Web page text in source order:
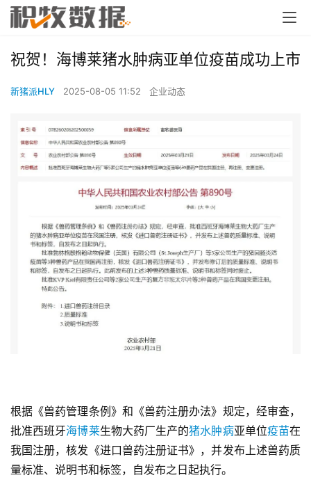
祝贺！海博莱猪水肿病亚单位疫苗成功上市
新猪派HLY 2025-08-05 11:52 企业动态
根据《兽药管理条例》和《兽药注册办法》规定，经审查，
批准西班牙海博莱生物大药厂生产的猪水肿病亚单位疫苗在
我国注册，核发《进口兽药注册证书》，并发布上述兽药质
量标准、说明书和标签，自发布之日起执行。